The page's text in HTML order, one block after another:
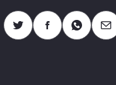
Partagez sur Twitter
Partagez sur
Partagez